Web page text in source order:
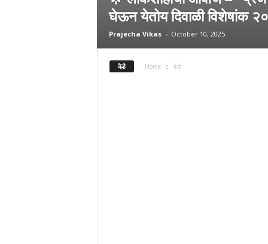
घेऊन येतोय दिवाळी विशेषांक
Prajecha Vikas - October 10, 2025
वेल्हे Home वेल्हे